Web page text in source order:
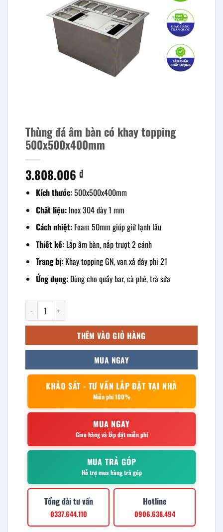
Thùng đá âm bàn có khay topping
500x500x400mm
3.808.006 ₫
Kích thước:500x500x400mm
Chất liệu:Inox 304 dày 1 mm
Cách nhiệt:Foam 50mm giúp giữ lạnh lâu
Thiết kế:Lắp âm bàn, nắp trượt 2 cánh
Trang bị:Khay topping GN, van xả đáy phi 21
Ứng dụng:Dùng cho quầy bar, cà phê, trà sữa
Thùng đá âm bàn có khay topping 500x500x400mm số lượng
THÊM VÀO GIỎ HÀNG
MUA NGAY
KHẢO SÁT - TƯ VẤN LẮP ĐẶT TẠI NHÀ
Miễn phí 100%
MUA NGAY
Giao hàng và lắp đặt miễn phí
MUA TRẢ GÓP
Hỗ trợ mua hàng trả góp
Tổng đài tư vấn
0337.644.110
Hotline
0906.638.494